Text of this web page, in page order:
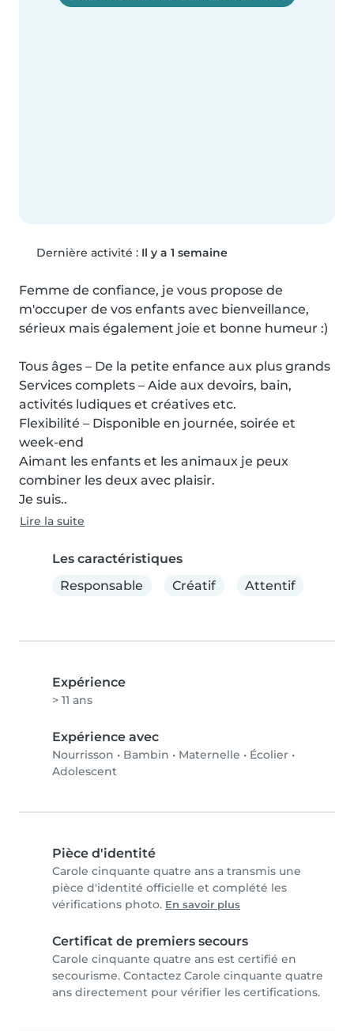
Dernière activité : Il y a 1 semaine
Femme de confiance, je vous propose de
m'occuper de vos enfants avec bienveillance,
sérieux mais également joie et bonne humeur :)
Tous âges – De la petite enfance aux plus grands
Services complets – Aide aux devoirs, bain,
activités ludiques et créatives etc.
Flexibilité – Disponible en journée, soirée et
week-end
Aimant les enfants et les animaux je peux
combiner les deux avec plaisir.
Je suis..
Lire la suite
Les caractéristiques
Responsable
Créatif Attentif
Expérience
> 11 ans
Expérience avec
Nourrisson • Bambin • Maternelle • Écolier •
Adolescent
Pièce d'identité
Carole cinquante quatre ans a transmis une
pièce d'identité officielle et complété les
vérifications photo. En savoir plus
Certificat de premiers secours
Carole cinquante quatre ans est certifié en
secourisme. Contactez Carole cinquante quatre
ans directement pour vérifier les certifications.